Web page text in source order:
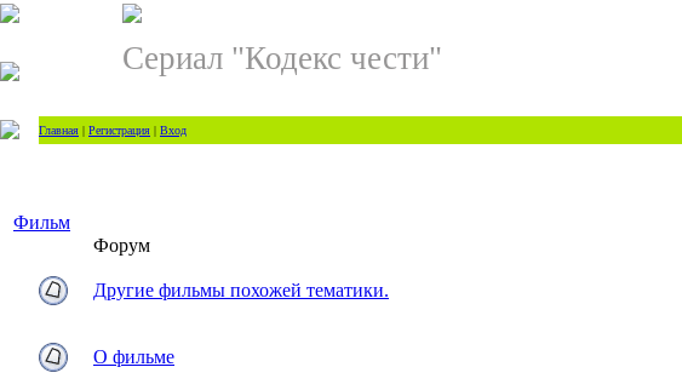
Сериал "Кодекс чести"
Главная | Регистрация | Вход
Фильм
Форум
Другие фильмы похожей тематики.
О фильме